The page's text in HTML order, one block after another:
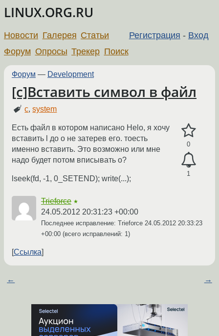
LINUX.ORG.RU
Регистрация - Вход
Новости Галерея Статьи
Форум Опросы Трекер Поиск
Форум — Development
[c]Вставить символ в файл
c,system
0
1
Есть файл в котором написано Helo, я хочу
вставить l до o не затерев его. тоесть
именно вставить. Это возможно или мне
надо будет потом вписывать o?
lseek(fd, -1, 0_SETEND); write(...);
Trieforce ★
24.05.2012 20:31:23 +00:00
Последнее исправление: Trieforce 24.05.2012 20:33:23
+00:00 (всего исправлений: 1)
Ссылка
← →